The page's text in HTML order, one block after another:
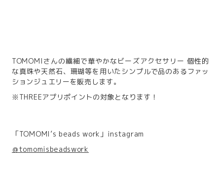
TOMOMIさんの繊細で華やかなビーズアクセサリー 個性的
な真珠や天然石、珊瑚等を用いたシンプルで品のあるファッ
ションジュエリーを販売します。
※THREEアプリポイントの対象となります！
「TOMOMI’s beads work」instagram
＠tomomisbeadswork